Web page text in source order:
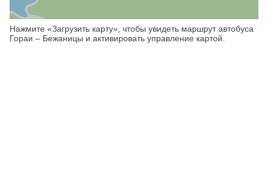
Нажмите «Загрузить карту», чтобы увидеть маршрут автобуса
Гораи – Бежаницы и активировать управление картой.